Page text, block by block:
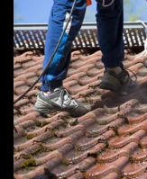
Devis
Savoie